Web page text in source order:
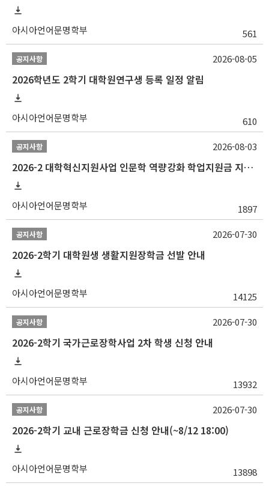
아시아언어문명학부 561
공지사항
2026학년도 2학기 대학원연구생 등록 일정 알림
아시아언어문명학부 610
2026-08-05
공지사항
2026-2 대학혁신지원사업 인문학 역량강화 학업지원금 지원 선발 안내 (학/석/박사)
아시아언어문명학부 1897
2026-08-03
공지사항
2026-2학기 대학원생 생활지원장학금 선발 안내
아시아언어문명학부 14125
2026-07-30
공지사항
2026-2학기 국가근로장학사업 2차 학생 신청 안내
아시아언어문명학부 13932
2026-07-30
공지사항
2026-2학기 교내 근로장학금 신청 안내(~8/12 18:00)
아시아언어문명학부 13898
2026-07-30